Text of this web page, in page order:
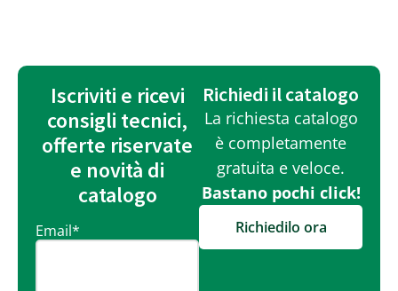
Iscriviti e ricevi
consigli tecnici,
offerte riservate
e novità di
catalogo
Email*
Richiedi il catalogo
La richiesta catalogo
è completamente
gratuita e veloce.
Bastano pochi click!
Richiedilo ora